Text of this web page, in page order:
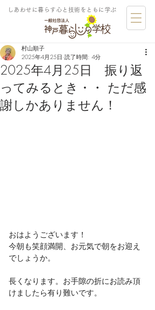
しあわせに暮らす​心と技術をともに学ぶ
2025年4月25日 振り返
ってみるとき・・ ただ感
謝しかありません！
村山順子
2025年4月25日 読了時間: 4分
おはようございます！
今朝も笑顔満開、お元気で朝をお迎え
でしょうか。
長くなります。お手隙の折にお読み頂
けましたら有り難いです。